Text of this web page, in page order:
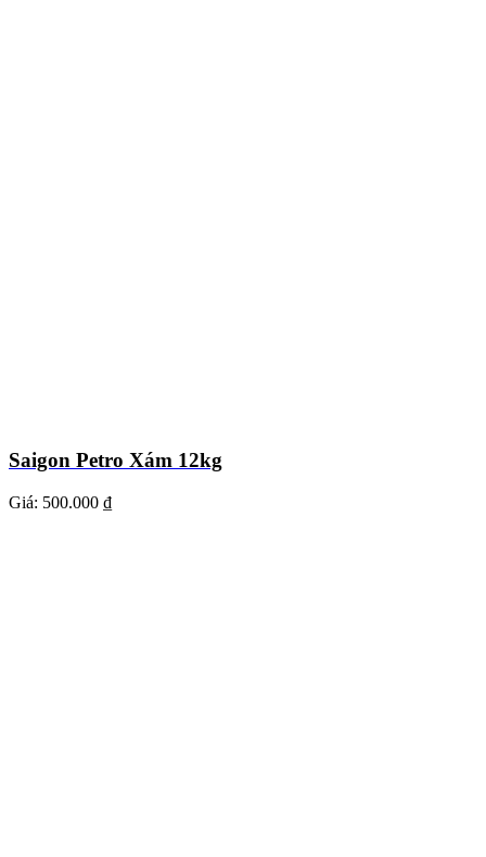
Saigon Petro Xám 12kg
Giá: 500.000 ₫